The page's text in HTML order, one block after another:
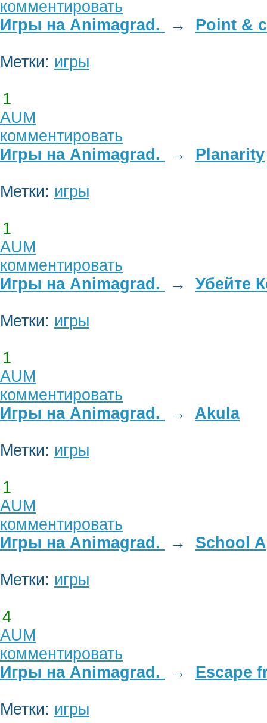
комментировать
Игры на Animagrad.
→ Point &
Метки: игры
1
AUM
комментировать
Игры на Animagrad.
→ Planarity
Метки: игры
1
AUM
комментировать
Игры на Animagrad.
→ Убейте
Метки: игры
1
AUM
комментировать
Игры на Animagrad.
→ Akula
Метки: игры
1
AUM
комментировать
Игры на Animagrad.
→ School
Метки: игры
4
AUM
комментировать
Игры на Animagrad.
→ Escape
Метки: игры